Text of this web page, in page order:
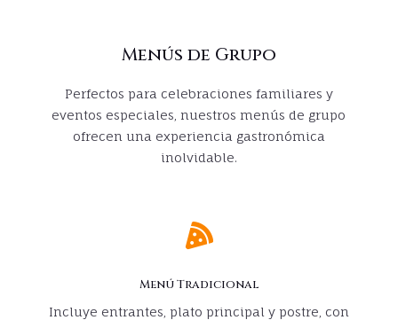
Menús de Grupo
Perfectos para celebraciones familiares y
eventos especiales, nuestros menús de grupo
ofrecen una experiencia gastronómica
inolvidable.

Menú Tradicional
Incluye entrantes, plato principal y postre, con